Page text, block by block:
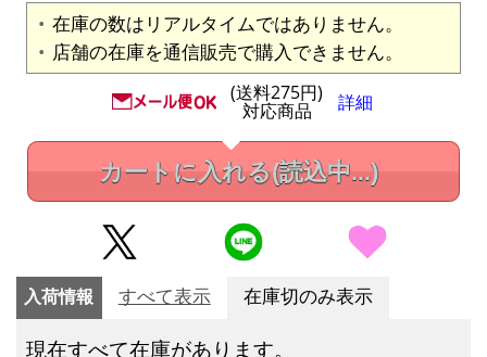
在庫の数はリアルタイムではありません。
店舗の在庫を通信販売で購入できません。
(送料275円)
対応商品 詳細
カートに入れる(読込中...)
入荷情報 すべて表示 在庫切のみ表示
現在すべて在庫があります。